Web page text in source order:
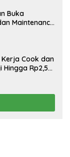
Buka
Maintenance
Cook dan
Rp2,5